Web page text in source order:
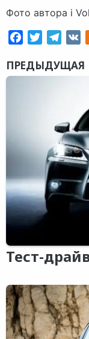
Фото автора і
FacebookTwitter
ПРЕДЫДУЩАЯ
Тест-